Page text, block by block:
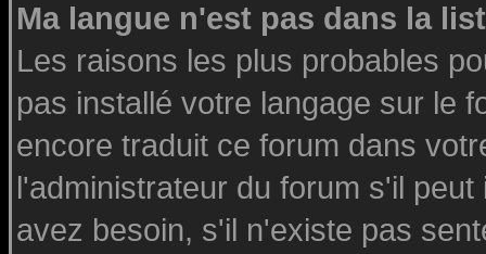
Ma langue n'est pas dans la
Les raisons les plus probables
pas installé votre langage sur le
encore traduit ce forum dans
l'administrateur du forum s'il
avez besoin, s'il n'existe pas